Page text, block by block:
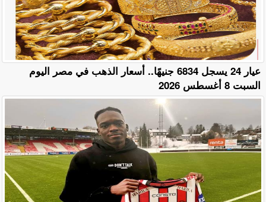
عيار 24 يسجل 6834 جنيهًا.. أسعار الذهب في مصر اليوم
السبت 8 أغسطس 2026